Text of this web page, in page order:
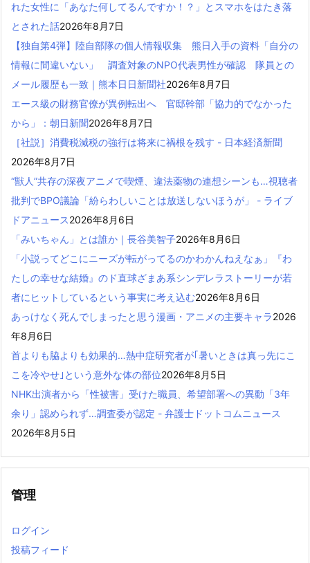
れた女性に「あなた何してるんですか！？」とスマホをはたき落
とされた話2026年8月7日
【独自第4弾】陸自部隊の個人情報収集 熊日入手の資料「自分の
情報に間違いない」 調査対象のNPO代表男性が確認 隊員との
メール履歴も一致｜熊本日日新聞社2026年8月7日
エース級の財務官僚が異例転出へ 官邸幹部「協力的でなかった
から」：朝日新聞2026年8月7日
［社説］消費税減税の強行は将来に禍根を残す - 日本経済新聞
2026年8月7日
“獣人”共存の深夜アニメで喫煙、違法薬物の連想シーンも…視聴者
批判でBPO議論「紛らわしいことは放送しないほうが」 - ライブ
ドアニュース2026年8月6日
「みいちゃん」とは誰か｜長谷美智子2026年8月6日
「小説ってどこにニーズが転がってるのかわかんねえなぁ」『わ
たしの幸せな結婚』のド直球ざまあ系シンデレラストーリーが若
者にヒットしているという事実に考え込む2026年8月6日
あっけなく死んでしまったと思う漫画・アニメの主要キャラ2026
年8月6日
首よりも脇よりも効果的…熱中症研究者が｢暑いときは真っ先にこ
こを冷やせ｣という意外な体の部位2026年8月5日
NHK出演者から「性被害」受けた職員、希望部署への異動「3年
余り」認められず…調査委が認定 - 弁護士ドットコムニュース
2026年8月5日
管理
ログイン
投稿フィード